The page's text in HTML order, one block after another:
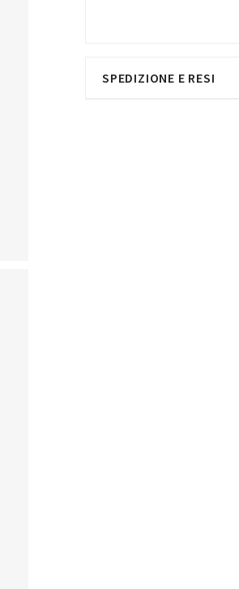
SPEDIZIONE E RESI